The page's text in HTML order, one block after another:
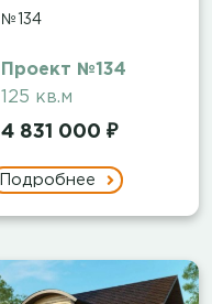
№134
Проект №134
125 кв.м
4 831 000 ₽
Подробнее